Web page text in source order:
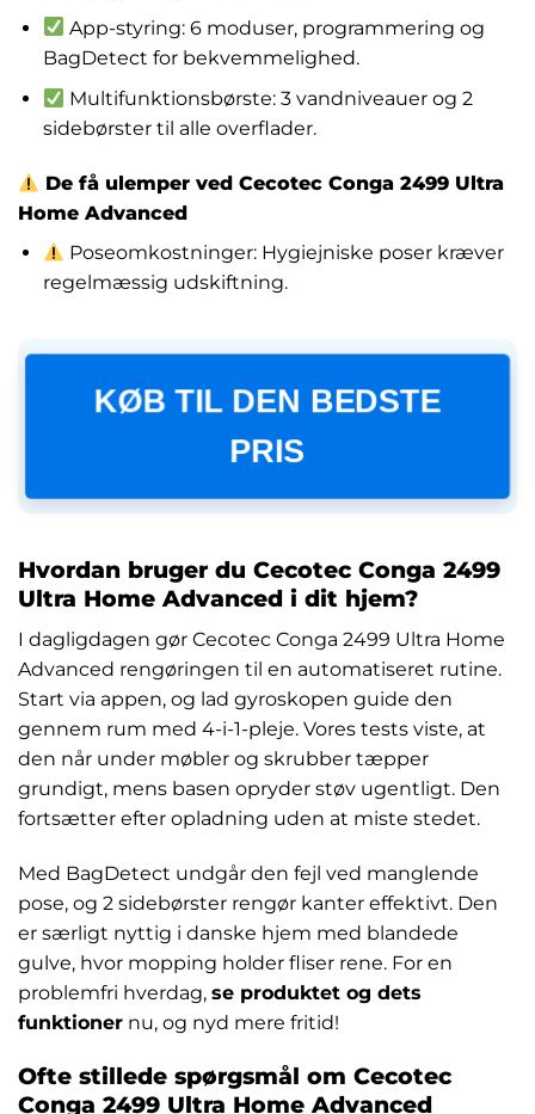
App-styring: 6 moduser, programmering og
BagDetect for bekvemmelighed.
Multifunktionsbørste: 3 vandniveauer og 2
sidebørster til alle overflader.
De få ulemper ved Cecotec Conga 2499 Ultra
Home Advanced
Poseomkostninger: Hygiejniske poser kræver
regelmæssig udskiftning.
KØB TIL DEN BEDSTE
PRIS
Hvordan bruger du Cecotec Conga 2499
Ultra Home Advanced i dit hjem?
I dagligdagen gør Cecotec Conga 2499 Ultra Home
Advanced rengøringen til en automatiseret rutine.
Start via appen, og lad gyroskopen guide den
gennem rum med 4-i-1-pleje. Vores tests viste, at
den når under møbler og skrubber tæpper
grundigt, mens basen opryder støv ugentligt. Den
fortsætter efter opladning uden at miste stedet.
Med BagDetect undgår den fejl ved manglende
pose, og 2 sidebørster rengør kanter effektivt. Den
er særligt nyttig i danske hjem med blandede
gulve, hvor mopping holder fliser rene. For en
problemfri hverdag, se produktet og dets
funktioner nu, og nyd mere fritid!
Ofte stillede spørgsmål om Cecotec
Conga 2499 Ultra Home Advanced